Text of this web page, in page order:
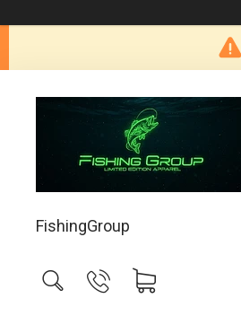
FishingGroup